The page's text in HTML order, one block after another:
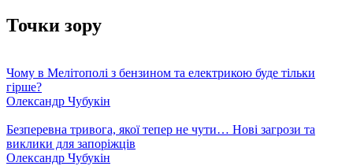
Точки зору
Чому в Мелітополі з бензином та електрикою буде тільки
гірше?
Олександр Чубукін
Безперевна тривога, якої тепер не чути… Нові загрози та
виклики для запоріжців
Олександр Чубукін